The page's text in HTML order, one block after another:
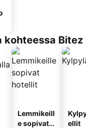
Bitez
Lemmikeill
e sopivat
ellit